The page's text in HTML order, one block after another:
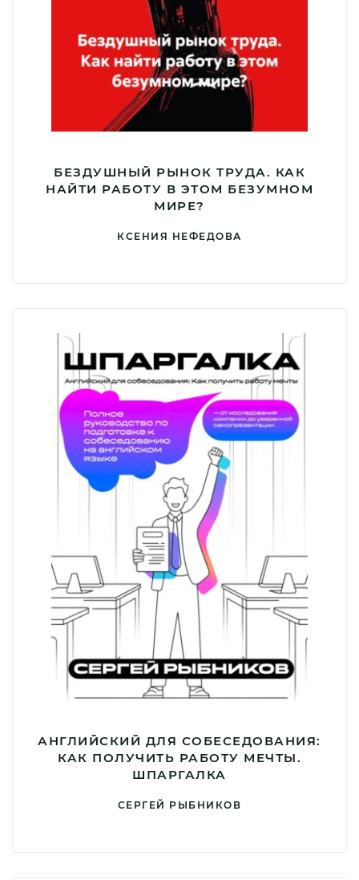
БЕЗДУШНЫЙ РЫНОК ТРУДА. КАК
НАЙТИ РАБОТУ В ЭТОМ БЕЗУМНОМ
МИРЕ?
КСЕНИЯ НЕФЕДОВА
АНГЛИЙСКИЙ ДЛЯ СОБЕСЕДОВАНИЯ:
КАК ПОЛУЧИТЬ РАБОТУ МЕЧТЫ.
ШПАРГАЛКА
СЕРГЕЙ РЫБНИКОВ